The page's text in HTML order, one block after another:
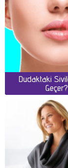
Dudaktaki
Geçer?